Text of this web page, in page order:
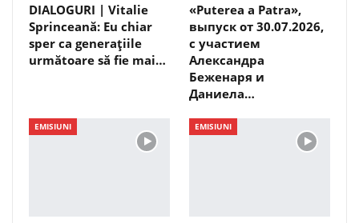
DIALOGURI | Vitalie
Sprinceană: Eu chiar
sper ca generațiile
următoare să fie mai…
«Puterea a Patra»,
выпуск от 30.07.2026,
с участием
Александра
Беженаря и
Даниела…
EMISIUNI EMISIUNI